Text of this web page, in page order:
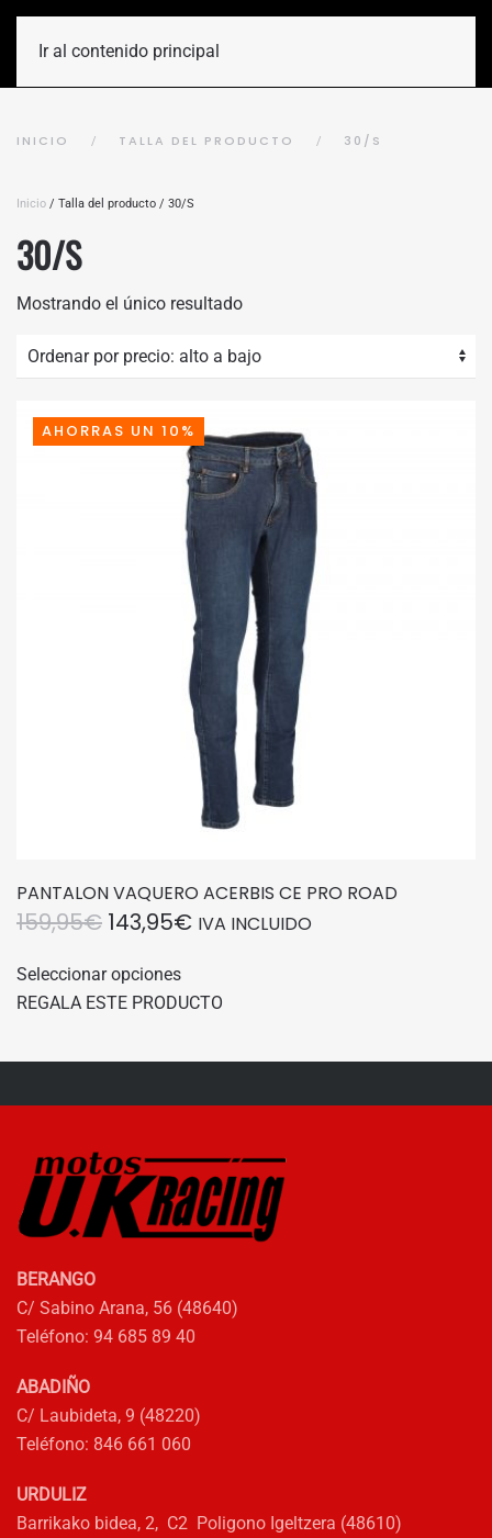
Ir al contenido principal
INICIO TALLA DEL PRODUCTO 30/S
Inicio / Talla del producto / 30/S
30/S
Mostrando el único resultado
AHORRAS UN 10%
PANTALON VAQUERO ACERBIS CE PRO ROAD
159,95€ EL
ORIGINAL
143,95€EL
IVA INCLUIDO
Seleccionar opcionesproducto
tiene
variantes.
pueden
elegir
en
de
REGALA ESTE PRODUCTO
BERANGO
C/ Sabino Arana, 56 (48640)
Teléfono: 94 685 89 40
ABADIÑO
C/ Laubideta, 9 (48220)
Teléfono: 846 661 060
URDULIZ
Barrikako bidea, 2, C2 Poligono Igeltzera (48610)